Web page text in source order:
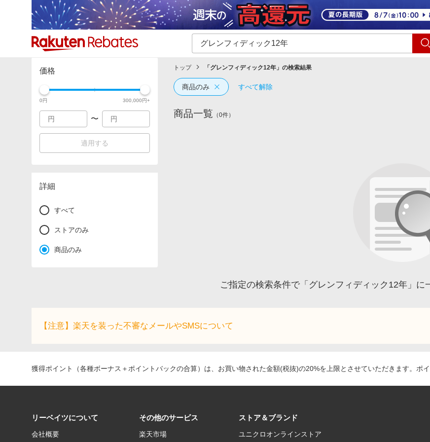
カテゴリー一覧 イベント一覧 ショッピング
価格
0円 300,000円+
〜
適用する
詳細
すべて
ストアのみ
商品のみ
トップ 「 グレンフィディック12年 」の検索結果
商品のみ すべて解除
商品一覧 （0件）
ご指定の検索条件で「グレンフィディック12年」に
【注意】楽天を装った不審なメールやSMSについて
獲得ポイント（各種ボーナス＋ポイントバックの合算）は、お買い物された金額(税抜)の20%を上限とさせていただきます。ポ
リーベイツについて
会社概要
その他のサービス
楽天市場
ストア＆ブランド
ユニクロオンラインストア